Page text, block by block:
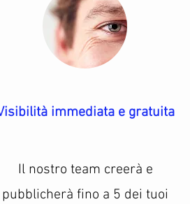
immediata e gratuita
Il nostro team creerà e
pubblicherà fino a 5 dei tuoi